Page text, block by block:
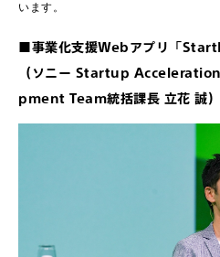
います。
■事業化支援Webアプリ「
（ソニー Startup
pment Team統括課長 立花 誠）